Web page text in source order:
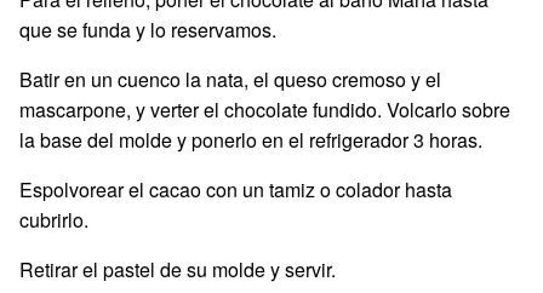
que se funda y lo reservamos.
Batir en un cuenco la nata, el queso cremoso y el
mascarpone, y verter el chocolate fundido. Volcarlo sobre
la base del molde y ponerlo en el refrigerador 3 horas.
Espolvorear el cacao con un tamiz o colador hasta
cubrirlo.
Retirar el pastel de su molde y servir.